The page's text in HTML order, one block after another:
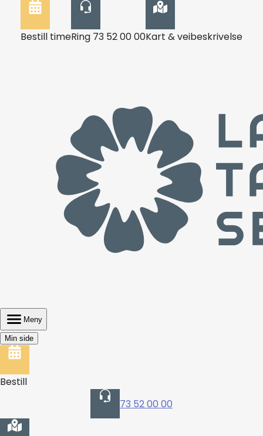
Bestill timeRing 73 52 00 00Kart & veibeskrivelse
Meny
Min side
Bestill
73 52 00 00